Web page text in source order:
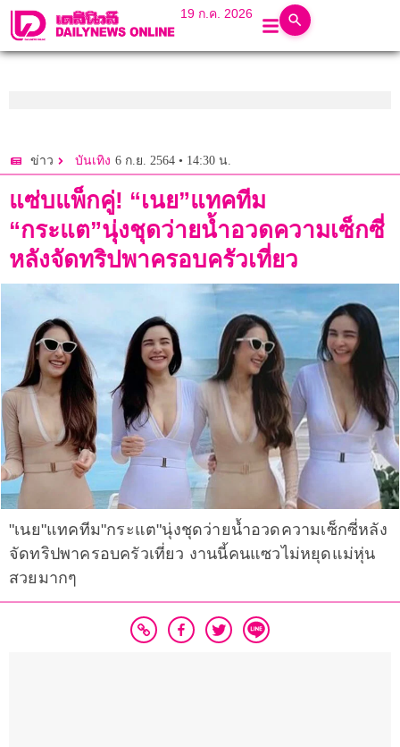
19 ก.ค. 2026
ข่าว บันเทิง 6 ก.ย. 2564 • 14:30 น.
แซ่บแพ็กคู่! “เนย”แทคทีม
“กระแต”นุ่งชุดว่ายน้ำอวดความเซ็กซี่
หลังจัดทริปพาครอบครัวเที่ยว
"เนย"แทคทีม"กระแต"นุ่งชุดว่ายน้ำอวดความเซ็กซี่หลัง
จัดทริปพาครอบครัวเที่ยว งานนี้คนแซวไม่หยุดแม่หุ่น
สวยมากๆ